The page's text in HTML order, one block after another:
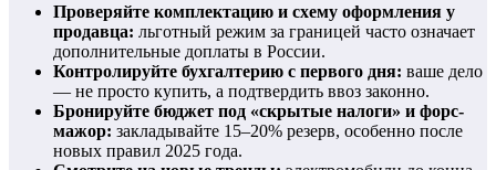
Проверяйте комплектацию и схему оформления у
продавца: льготный режим за границей часто означает
дополнительные доплаты в России.
Контролируйте бухгалтерию с первого дня: ваше дело
— не просто купить, а подтвердить ввоз законно.
Бронируйте бюджет под «скрытые налоги» и форс-
мажор: закладывайте 15–20% резерв, особенно после
новых правил 2025 года.